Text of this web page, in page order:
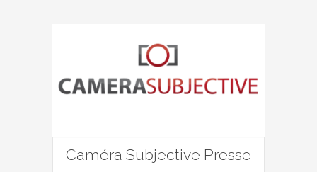
Caméra Subjective Presse